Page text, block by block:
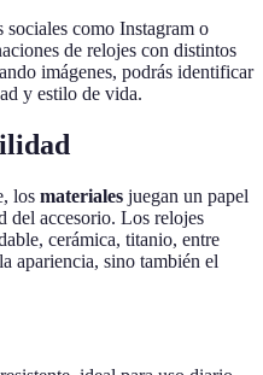
sociales como Instagram o
de relojes con distintos
imágenes, podrás identificar
y estilo de vida.
los materiales juegan un papel
del accesorio. Los relojes
cerámica, titanio, entre
apariencia, sino también el